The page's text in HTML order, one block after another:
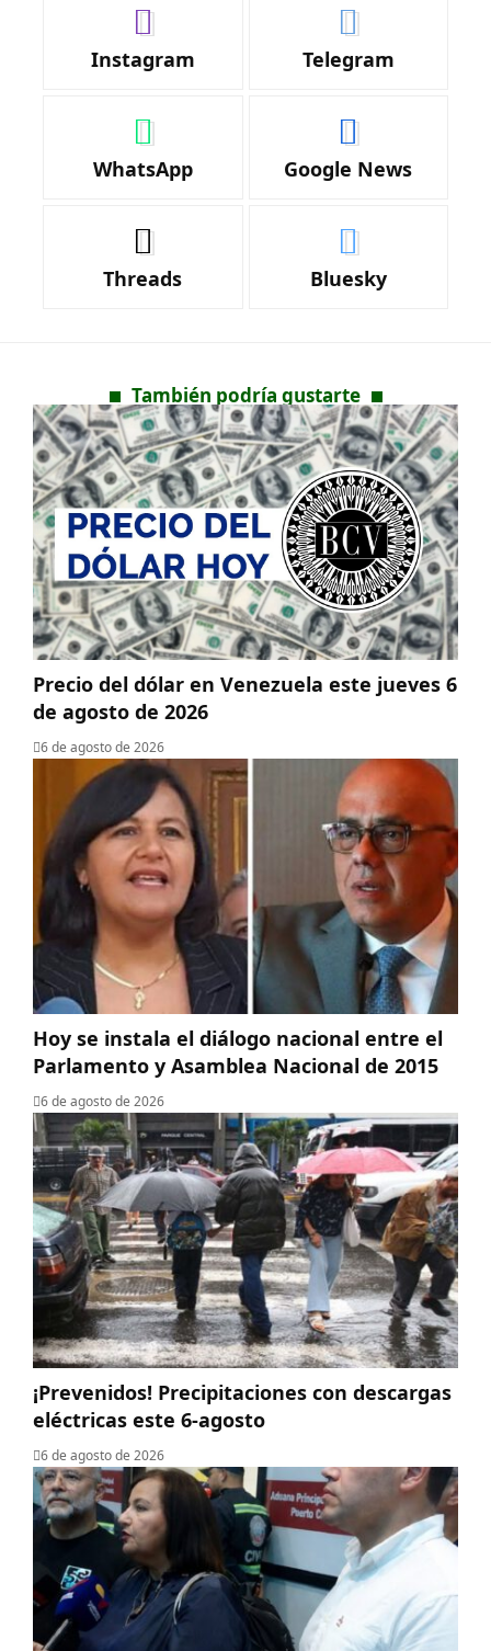
Instagram Telegram
WhatsApp Google News
Threads Bluesky
También podría gustarte
Precio del dólar en Venezuela este jueves 6
de agosto de 2026
6 de agosto de 2026
Hoy se instala el diálogo nacional entre el
Parlamento y Asamblea Nacional de 2015
6 de agosto de 2026
¡Prevenidos! Precipitaciones con descargas
eléctricas este 6-agosto
6 de agosto de 2026